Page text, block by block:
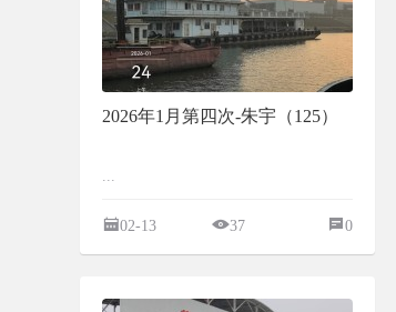
2026年1月第四次-朱宇（125）
...
02-13 37 0